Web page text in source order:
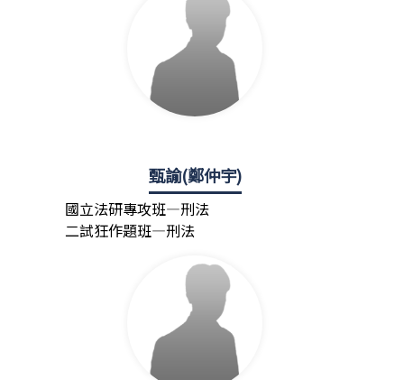
甄諭(鄭仲宇)
國立法研專攻班—刑法
二試狂作題班—刑法